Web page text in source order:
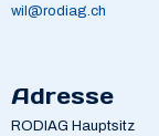
wil@rodiag.ch
Adresse
RODIAG Hauptsitz